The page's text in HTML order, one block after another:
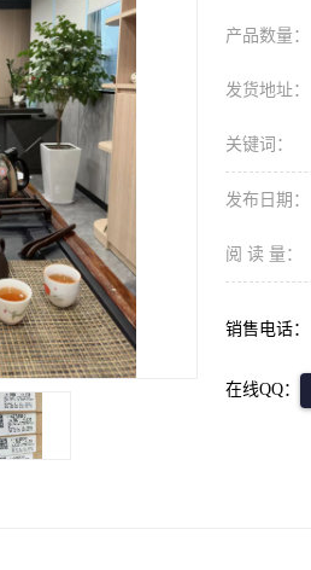
产品数量：
发货地址：
关键词：
发布日期：
阅 读 量：
销售电话：
在线QQ：